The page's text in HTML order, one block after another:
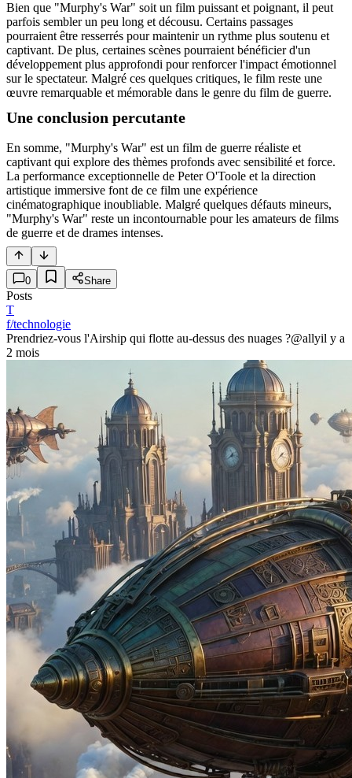
Bien que "Murphy's War" soit un film puissant et poignant, il peut
parfois sembler un peu long et décousu. Certains passages
pourraient être resserrés pour maintenir un rythme plus soutenu et
captivant. De plus, certaines scènes pourraient bénéficier d'un
développement plus approfondi pour renforcer l'impact émotionnel
sur le spectateur. Malgré ces quelques critiques, le film reste une
œuvre remarquable et mémorable dans le genre du film de guerre.
Une conclusion percutante
En somme, "Murphy's War" est un film de guerre réaliste et
captivant qui explore des thèmes profonds avec sensibilité et force.
La performance exceptionnelle de Peter O'Toole et la direction
artistique immersive font de ce film une expérience
cinématographique inoubliable. Malgré quelques défauts mineurs,
"Murphy's War" reste un incontournable pour les amateurs de films
de guerre et de drames intenses.
0 Share
Posts
T
f/technologie
Prendriez-vous l'Airship qui flotte au-dessus des nuages ?@allyil y a
2 mois